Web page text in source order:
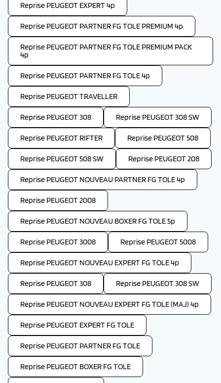
Reprise PEUGEOT EXPERT 4p
Reprise PEUGEOT PARTNER FG TOLE PREMIUM 4p
Reprise PEUGEOT PARTNER FG TOLE PREMIUM PACK
4p
Reprise PEUGEOT PARTNER FG TOLE 4p
Reprise PEUGEOT TRAVELLER
Reprise PEUGEOT 308 Reprise PEUGEOT 308 SW
Reprise PEUGEOT RIFTER Reprise PEUGEOT 508
Reprise PEUGEOT 508 SW Reprise PEUGEOT 208
Reprise PEUGEOT NOUVEAU PARTNER FG TOLE 4p
Reprise PEUGEOT 2008
Reprise PEUGEOT NOUVEAU BOXER FG TOLE 5p
Reprise PEUGEOT 3008 Reprise PEUGEOT 5008
Reprise PEUGEOT NOUVEAU EXPERT FG TOLE 4p
Reprise PEUGEOT 308 Reprise PEUGEOT 308 SW
Reprise PEUGEOT NOUVEAU EXPERT FG TOLE (MAJ) 4p
Reprise PEUGEOT EXPERT FG TOLE
Reprise PEUGEOT PARTNER FG TOLE
Reprise PEUGEOT BOXER FG TOLE